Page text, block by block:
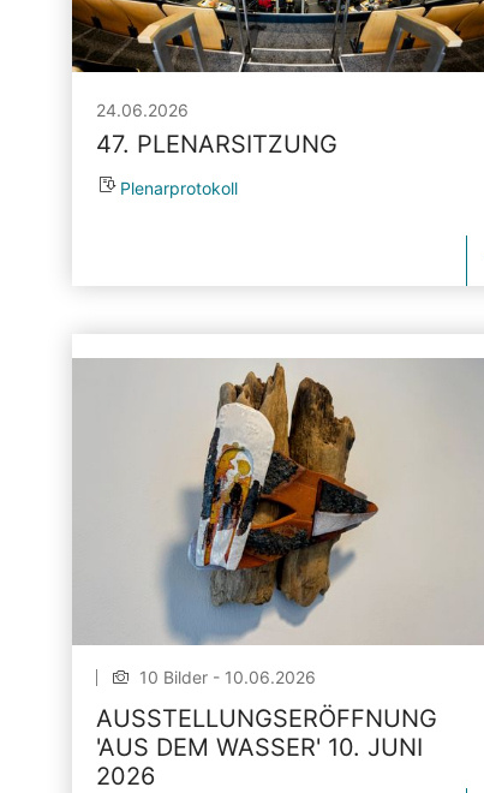
24.06.2026
47. PLENARSITZUNG
Plenarprotokoll
10 Bilder - 10.06.2026
AUSSTELLUNGSERÖFFNUNG
'AUS DEM WASSER' 10. JUNI
2026